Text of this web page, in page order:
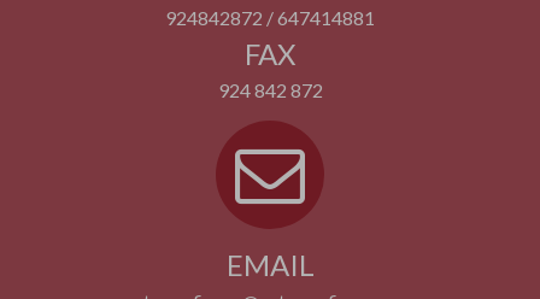
924842872 / 647414881
FAX
924 842 872
EMAIL